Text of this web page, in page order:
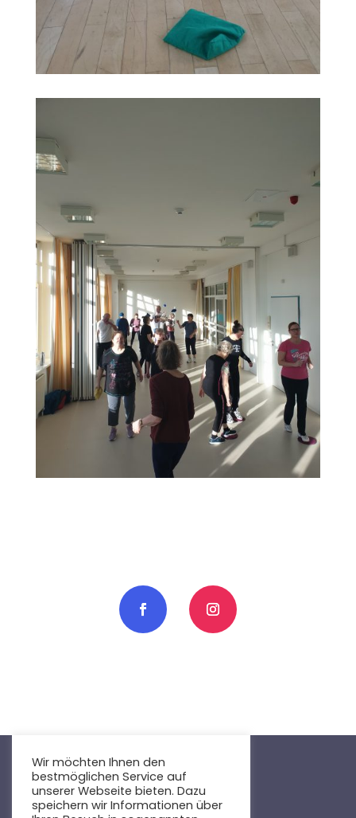
DatenschutzIImpressum
Wir möchten Ihnen den
bestmöglichen Service auf
unserer Webseite bieten. Dazu
speichern wir Informationen über